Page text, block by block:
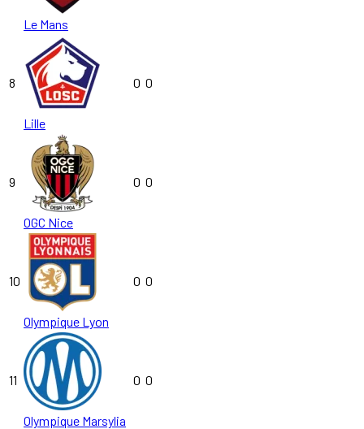
Le Mans
8
Lille
0 0
9
OGC Nice
0 0
10
Olympique Lyon
0 0
11
Olympique Marsylia
0 0